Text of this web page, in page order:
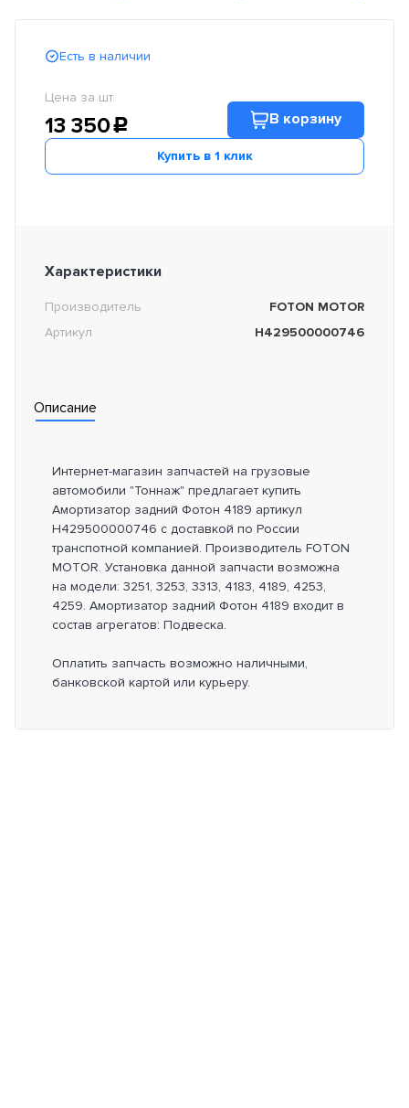
Есть в наличии
Цена за шт.
13 350c В корзину
Купить в 1 клик
Характеристики
Производитель
FOTON MOTOR
Артикул
H429500000746
Описание
Интернет-магазин запчастей на грузовые
автомобили "Тоннаж" предлагает купить
Амортизатор задний Фотон 4189 артикул
H429500000746 с доставкой по России
транспотной компанией. Производитель FOTON
MOTOR. Установка данной запчасти возможна
на модели: 3251, 3253, 3313, 4183, 4189, 4253,
4259. Амортизатор задний Фотон 4189 входит в
состав агрегатов: Подвеска.
Оплатить запчасть возможно наличными,
банковской картой или курьеру.